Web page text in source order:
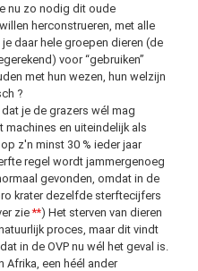
nu zo nodig dit oude
herconstrueren, met alle
daar hele groepen dieren (de
voor “gebruiken”
met hun wezen, hun welzijn
?
je de grazers wél mag
machines en uiteindelijk als
z'n minst 30 % ieder jaar
regel wordt jammergenoeg
gevonden, omdat in de
krater dezelfde sterftecijfers
zie**) Het sterven van dieren
proces, maar dit vindt
in de OVP nu wél het geval is.
Afrika, een héél ander